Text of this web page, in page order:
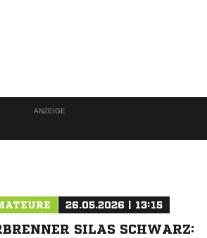
ANZEIGE
26.05.2026 | 13:15
SILAS SCHWARZ: